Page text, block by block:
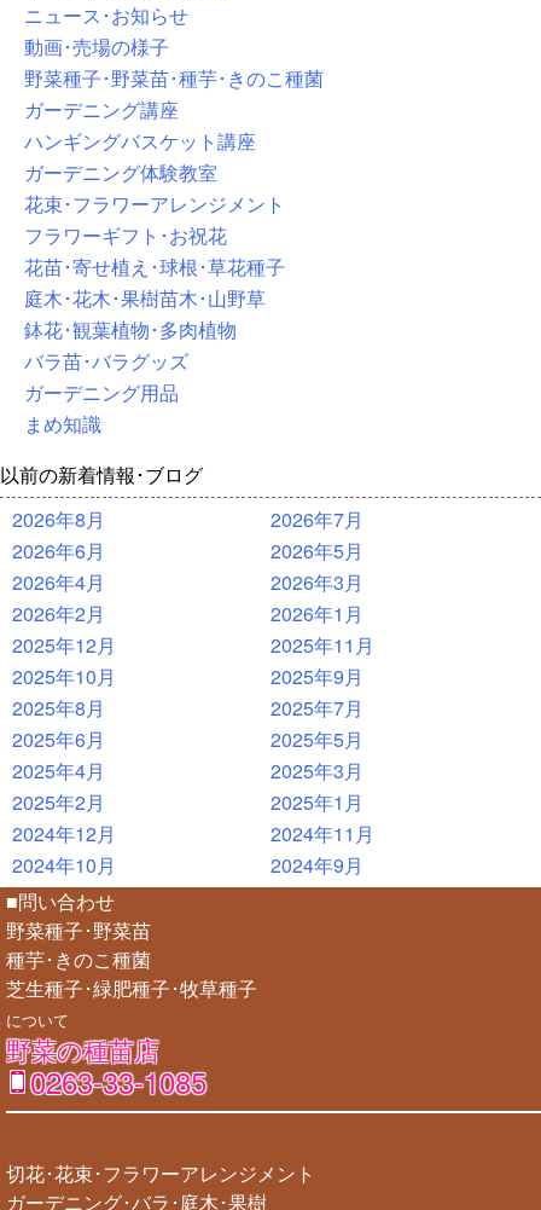
ニュース･お知らせ
動画･売場の様子
野菜種子･野菜苗･種芋･きのこ種菌
ガーデニング講座
ハンギングバスケット講座
ガーデニング体験教室
花束･フラワーアレンジメント
フラワーギフト･お祝花
花苗･寄せ植え･球根･草花種子
庭木･花木･果樹苗木･山野草
鉢花･観葉植物･多肉植物
バラ苗･バラグッズ
ガーデニング用品
まめ知識
以前の新着情報･ブログ
2026年8月
2026年7月
2026年6月
2026年5月
2026年4月
2026年3月
2026年2月
2026年1月
2025年12月
2025年11月
2025年10月
2025年9月
2025年8月
2025年7月
2025年6月
2025年5月
2025年4月
2025年3月
2025年2月
2025年1月
2024年12月
2024年11月
2024年10月
2024年9月
■問い合わせ
野菜種子･野菜苗
種芋･きのこ種菌
芝生種子･緑肥種子･牧草種子
について
野菜の種苗店
0263-33-1085
切花･花束･フラワーアレンジメント
ガーデニング･バラ･庭木･果樹